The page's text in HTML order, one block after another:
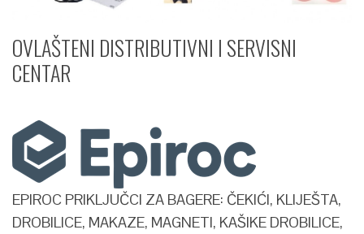
OVLAŠTENI DISTRIBUTIVNI I SERVISNI
CENTAR​
EPIROC PRIKLJUČCI ZA BAGERE: ČEKIĆI, KLIJEŠTA,
DROBILICE, MAKAZE, MAGNETI, KAŠIKE DROBILICE,